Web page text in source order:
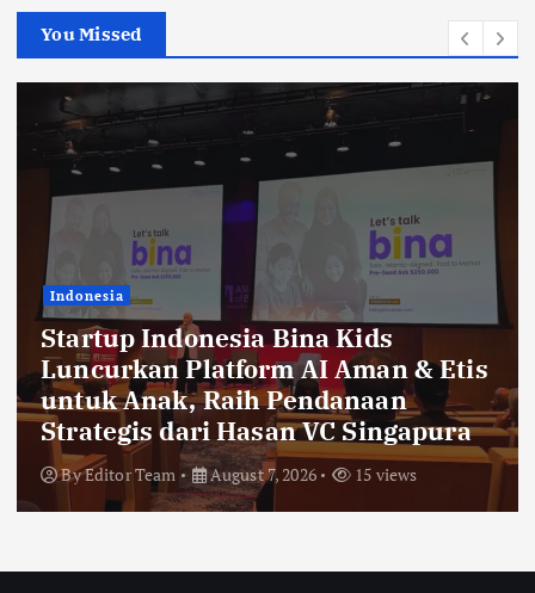
You Missed
Kids
Aman & Etis
Singapura
15 views
Indonesia
CARA GADAI
7 HAL YANG WAJIB
SEBELUM
ByEditor Team